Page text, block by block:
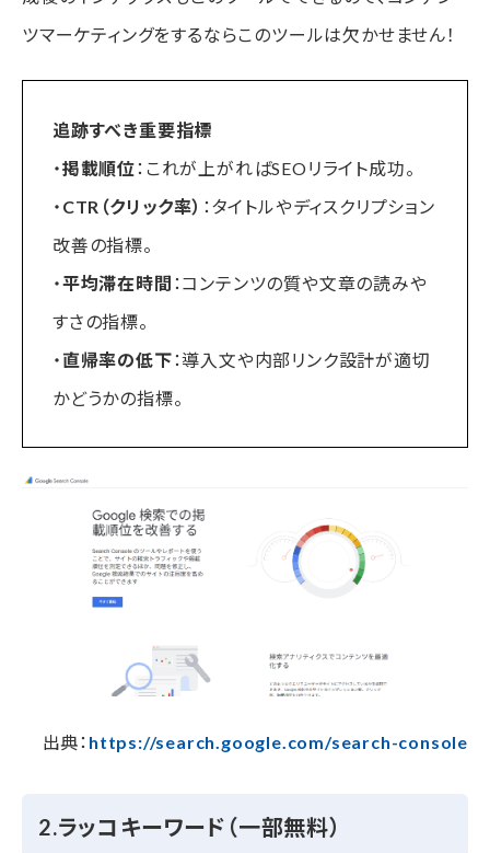
ツマーケティングをするならこのツールは欠かせません！
追跡すべき重要指標
・掲載順位：これが上がればSEOリライト成功。
・ CTR（クリック率） ：タイトルやディスクリプション
改善の指標。
・平均滞在時間 ：コンテンツの質や文章の読みや
すさの指標。
・ 直帰率の低下：導入文や内部リンク設計が適切
かどうかの指標。
出典： https://search.google.com/search-console
2.ラッコキーワード（一部無料）